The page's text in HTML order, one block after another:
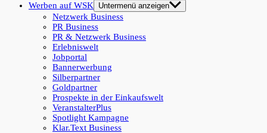
Werben auf WSK
Untermenü anzeigen
Netzwerk Business
PR Business
PR & Netzwerk Business
Erlebniswelt
Jobportal
Bannerwerbung
Silberpartner
Goldpartner
Prospekte in der Einkaufswelt
VeranstalterPlus
Spotlight Kampagne
Klar.Text Business